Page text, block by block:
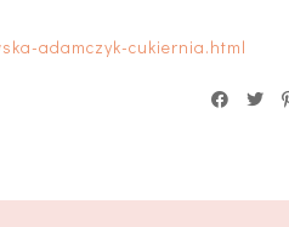
adamczyk-cukiernia.html